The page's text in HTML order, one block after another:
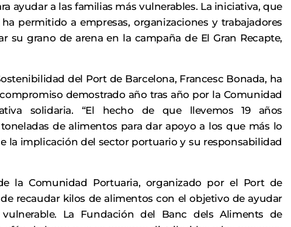
ayudar a las familias más vulnerables. La iniciativa, que
permitido a empresas, organizaciones y trabajadores
su grano de arena en la campaña de El Gran Recapte,
del Port de Barcelona, Francesc Bonada, ha
demostrado año tras año por la Comunidad
solidaria. “El hecho de que llevemos 19 años
de alimentos para dar apoyo a los que más lo
la implicación del sector portuario y su responsabilidad
la Comunidad Portuaria, organizado por el Port de
recaudar kilos de alimentos con el objetivo de ayudar
La Fundación del Banc dels Aliments de